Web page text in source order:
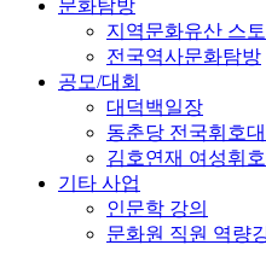
문화탐방
지역문화유산 스
전국역사문화탐방
공모/대회
대덕백일장
동춘당 전국휘호대
김호연재 여성휘
기타 사업
인문학 강의
문화원 직원 역량